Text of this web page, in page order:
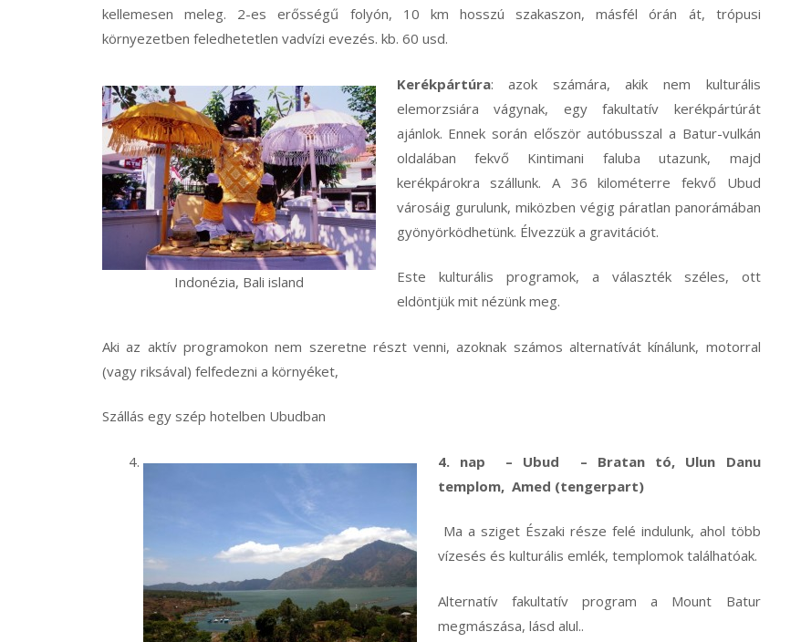
kellemesen meleg. 2-es erősségű folyón, 10 km hosszú szakaszon, másfél órán át, trópusi
környezetben feledhetetlen vadvízi evezés. kb. 60 usd.
Indonézia, Bali island
Kerékpártúra: azok számára, akik nem kulturális
elemorzsiára vágynak, egy fakultatív kerékpártúrát
ajánlok. Ennek során először autóbusszal a Batur-vulkán
oldalában fekvő Kintimani faluba utazunk, majd
kerékpárokra szállunk. A 36 kilométerre fekvő Ubud
városáig gurulunk, miközben végig páratlan panorámában
gyönyörködhetünk. Élvezzük a gravitációt.
Este kulturális programok, a választék széles, ott
eldöntjük mit nézünk meg.
Aki az aktív programokon nem szeretne részt venni, azoknak számos alternatívát kínálunk, motorral
(vagy riksával) felfedezni a környéket,
Szállás egy szép hotelben Ubudban
4. nap – Ubud – Bratan tó, Ulun Danu
templom, Amed (tengerpart)
Ma a sziget Északi része felé indulunk, ahol több
vízesés és kulturális emlék, templomok találhatóak.
Alternatív fakultatív program a Mount Batur
megmászása, lásd alul..